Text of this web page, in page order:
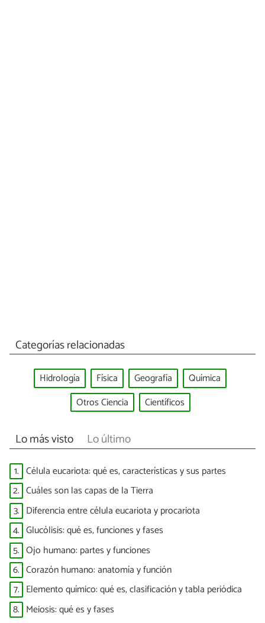
Categorías relacionadas
Hidrología Física Geografía
Química
Otros Ciencia
Científicos
Lo más visto Lo último
1. Célula eucariota: qué es, características y sus partes
2. Cuáles son las capas de la Tierra
3. Diferencia entre célula eucariota y procariota
4. Glucólisis: qué es, funciones y fases
5. Ojo humano: partes y funciones
6. Corazón humano: anatomía y función
7. Elemento químico: qué es, clasificación y tabla periódica
8. Meiosis: qué es y fases